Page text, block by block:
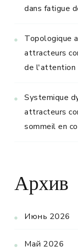
dans fatigue
Topologique
attracteurs
de l'attention
Systemique
attracteurs
sommeil en
Архив
Июнь 2026
Май 2026